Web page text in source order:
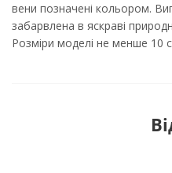
вени позначені кольором.
забарвлена в яскраві
Розміри моделі не менше 10